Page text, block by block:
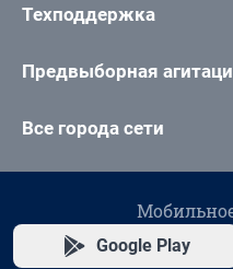
Техподдержка
Предвыборная
Все города сети
Google Play